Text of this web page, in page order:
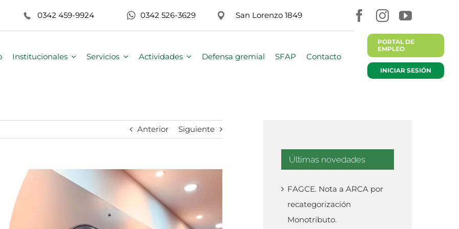
0342 459-9924 0342 526-3629 San Lorenzo 1849
Institucionales Servicios Actividades Defensa gremial SFAP Contacto
PORTAL DE
EMPLEO
INICIAR SESIÓN
Anterior Siguiente
Últimas novedades
FAGCE. Nota a ARCA por
recategorización
Monotributo.